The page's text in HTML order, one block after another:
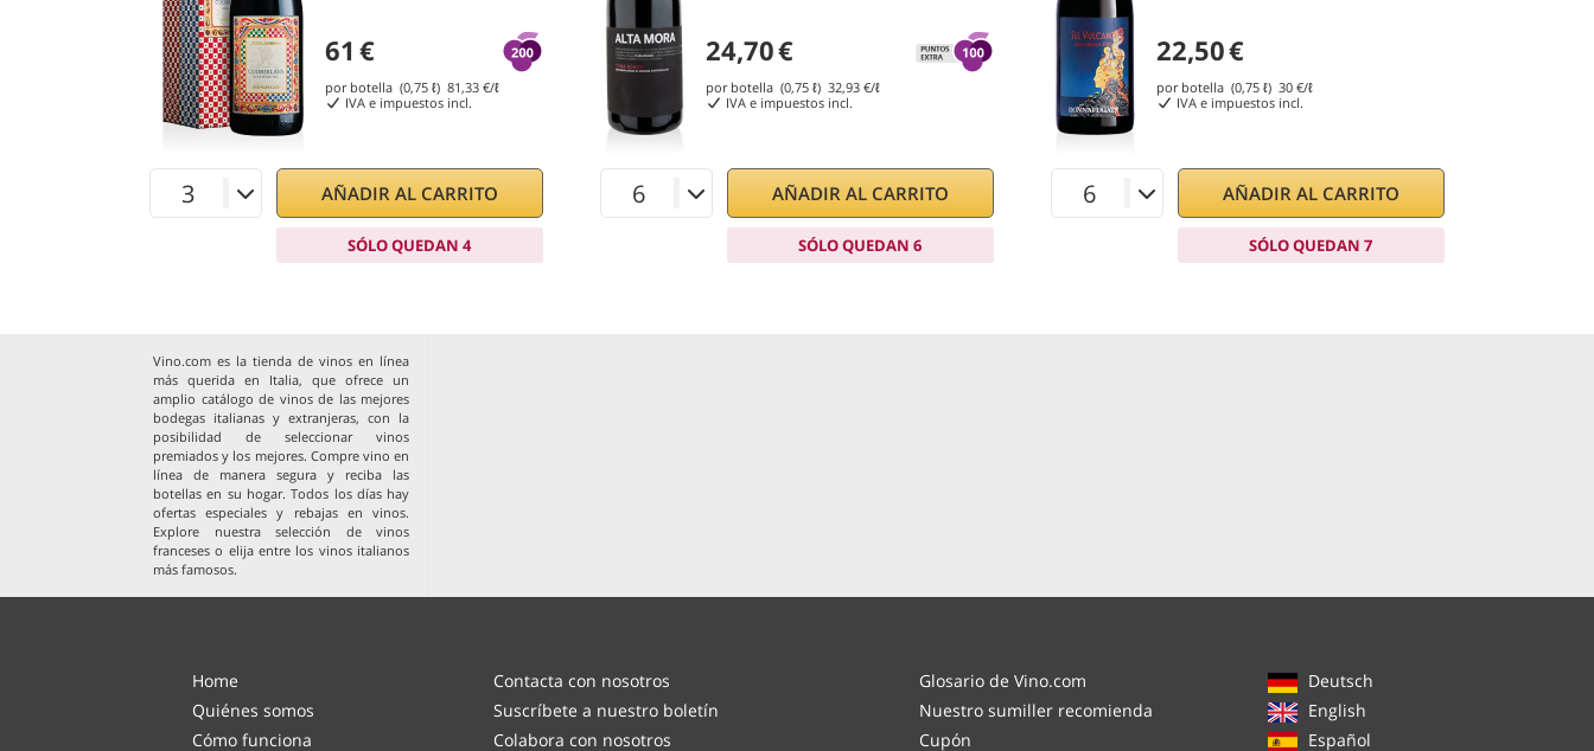
61 €
por botella (0,75 ℓ)81,33 €/ℓ
IVA e impuestos incl.
AÑADIR AL CARRITO
SÓLO QUEDAN 4
24,70€
por botella (0,75 ℓ) 32,93 €/ℓ
IVA e impuestos incl.
AÑADIR AL CARRITO
SÓLO QUEDAN 6
22,50€
por botella (0,75 ℓ) 30 €/ℓ
IVA e impuestos incl.
AÑADIR AL CARRITO
SÓLO QUEDAN 7
Vino.com es la tienda de vinos en línea
más querida en Italia, que ofrece un
amplio catálogo de vinos de las mejores
bodegas italianas y extranjeras, con la
posibilidad de seleccionar vinos
premiados y los mejores. Compre vino en
línea de manera segura y reciba las
botellas en su hogar. Todos los días hay
ofertas especiales y rebajas en vinos.
Explore nuestra selección devinos
franceses o elija entre los vinos italianos
más famosos.
Home
Quiénes somos
Cómo funciona
Contacta con nosotros
Suscríbete a nuestro boletín
Colabora con nosotros
Glosario de Vino.com
Nuestro sumiller recomienda
Cupón
Deutsch
English
Español